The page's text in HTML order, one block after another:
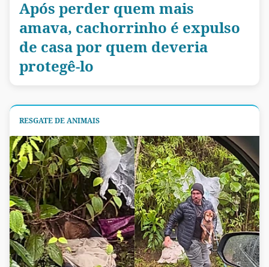
Após perder quem mais
amava, cachorrinho é expulso
de casa por quem deveria
protegê-lo
RESGATE DE ANIMAIS